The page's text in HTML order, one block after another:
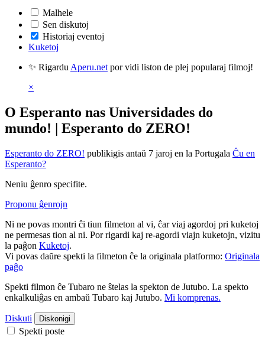
Malhele
Sen diskutoj
Historiaj eventoj
Kuketoj
✨ Rigardu Aperu.net por vidi liston de plej popularaj filmoj!
×
O Esperanto nas Universidades do
mundo! | Esperanto do ZERO!
Esperanto do ZERO! publikigis antaŭ 7 jaroj en la Portugala Ĉu en
Esperanto?
Neniu ĝenro specifite.
Proponu ĝenrojn
Ni ne povas montri ĉi tiun filmeton al vi, ĉar viaj agordoj pri kuketoj
ne permesas tion al ni. Por rigardi kaj re-agordi viajn kuketojn, vizitu
la paĝon Kuketoj.
Vi povas daŭre spekti la filmeton ĉe la originala platformo: Originala
paĝo
Spekti filmon ĉe Tubaro ne ŝtelas la spekton de Jutubo. La spekto
enkalkuliĝas en ambaŭ Tubaro kaj Jutubo. Mi komprenas.
Diskuti Diskonigi
Spekti poste